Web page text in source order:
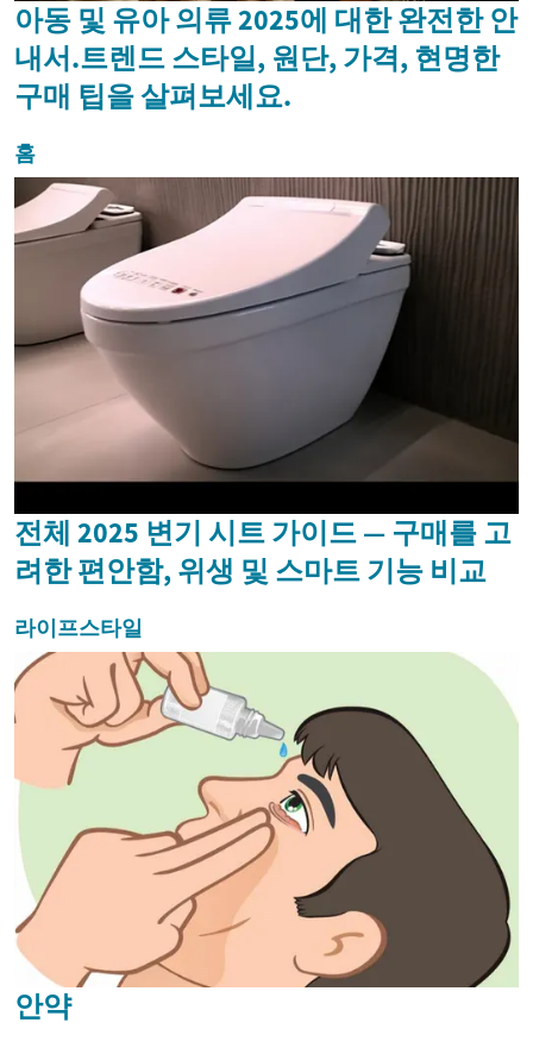
아동 및 유아 의류 2025에 대한 완전한 안
내서.트렌드 스타일, 원단, 가격, 현명한
구매 팁을 살펴보세요.
홈
전체 2025 변기 시트 가이드 — 구매를 고
려한 편안함, 위생 및 스마트 기능 비교
라이프스타일
안약